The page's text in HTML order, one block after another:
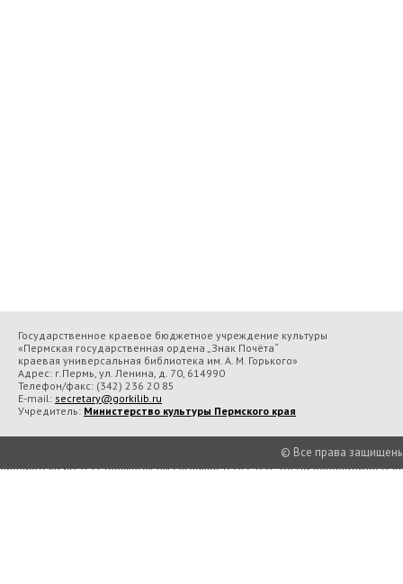
Государственное краевое бюджетное учреждение культуры
«Пермская государственная ордена „Знак Почёта“
краевая универсальная библиотека им. А. М. Горького»
Адрес: г.Пермь, ул. Ленина, д. 70, 614990
Телефон/факс: (342) 236 20 85
E-mail: secretary@gorkilib.ru
Учредитель: Министерство культуры Пермского края
© Все права
Во время посещения сайта Государственное краевое бюджетное
библиотека им. А. М. Горького» вы соглашаетесь с тем, что мы обрабатываем